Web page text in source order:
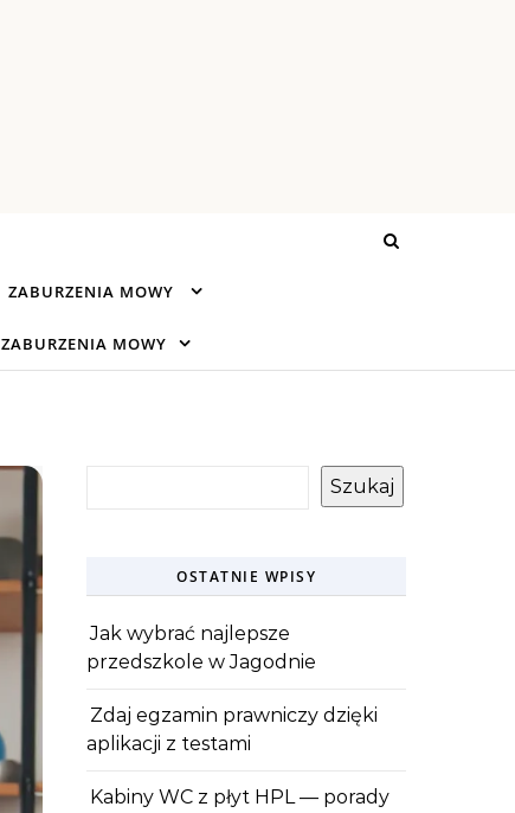
ZABURZENIA MOWY
ZABURZENIA MOWY
Szukaj
OSTATNIE WPISY
Jak wybrać najlepsze
przedszkole w Jagodnie
Zdaj egzamin prawniczy dzięki
aplikacji z testami
Kabiny WC z płyt HPL — porady